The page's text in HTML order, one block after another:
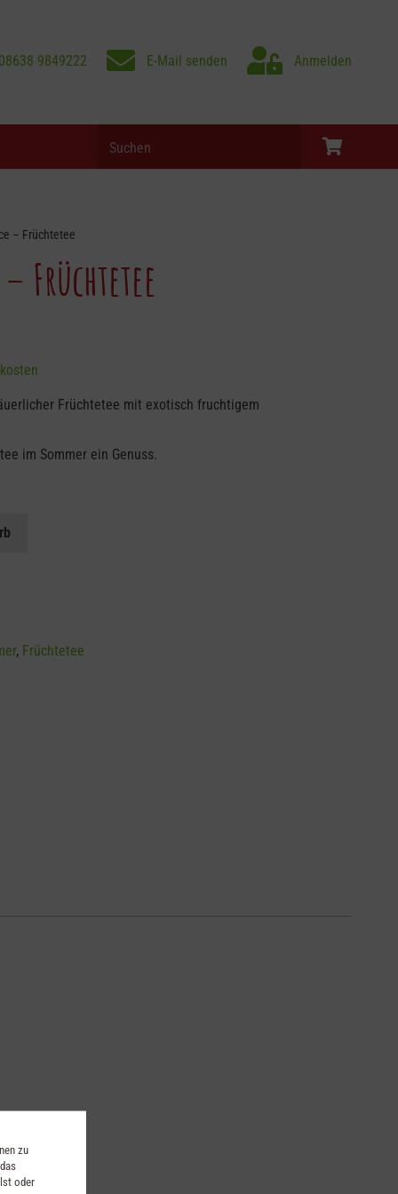
zu
oder
9849222 E-Mail senden Anmelden
Products
search
– Früchtetee
Früchtetee
Früchtetee mit exotisch fruchtigem
im Sommer ein Genuss.
, Früchtetee